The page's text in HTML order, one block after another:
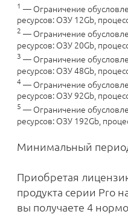
1 — Ограничение
ресурсов: ОЗУ 12Gb,
2 — Ограничение
ресурсов: ОЗУ 20Gb,
3 — Ограничение
ресурсов: ОЗУ 48Gb,
4— Ограничение
ресурсов: ОЗУ 92Gb,
5 — Ограничение
ресурсов: ОЗУ 192Gb,
Минимальный
Приобретая
продукта серии Pro
вы получаете 4